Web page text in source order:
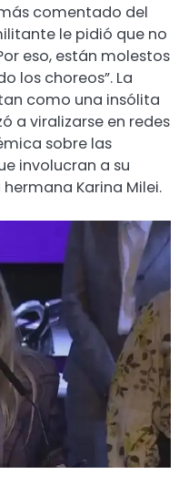
comentado del
le pidió que no
eso, están molestos
los choreos”. La
como una insólita
a viralizarse en redes
sobre las
involucran a su
Karina Milei.